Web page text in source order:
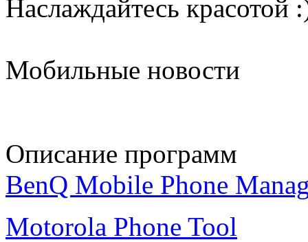
Наслаждайтесь красотой
Мобильные новости
Описание программ
BenQ Mobile Phone
Motorola Phone Tool